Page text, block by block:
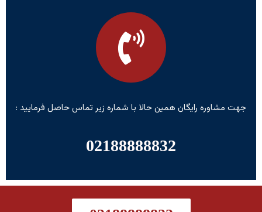
جهت مشاوره رایگان همین حالا با شماره زیر تماس حاصل فرمایید :
02188888832